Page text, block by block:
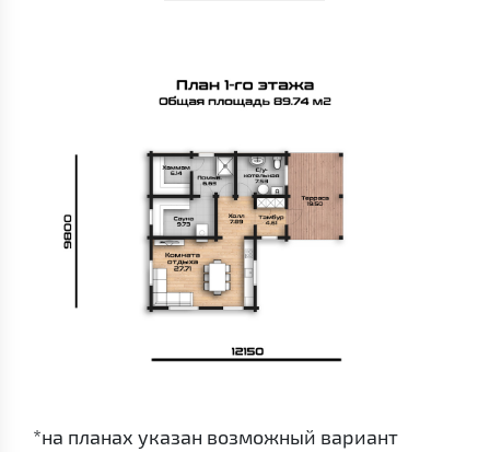
*на планах указан возможный вариант